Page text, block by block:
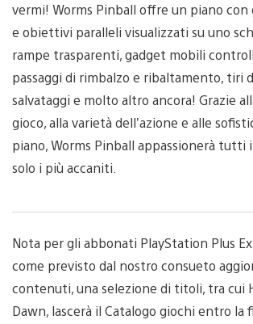
vermi! Worms Pinball offre un piano con
e obiettivi paralleli visualizzati su uno
rampe trasparenti, gadget mobili
passaggi di rimbalzo e ribaltamento, tiri
salvataggi e molto altro ancora! Grazie
gioco, alla varietà dell’azione e alle
piano, Worms Pinball appassionerà tutti
solo i più accaniti.
Nota per gli abbonati PlayStation Plus
come previsto dal nostro consueto
contenuti, una selezione di titoli, tra cui
Dawn, lascerà il Catalogo giochi entro la